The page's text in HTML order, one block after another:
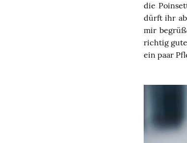
die
dürft ihr
mir
richtig
ein paar